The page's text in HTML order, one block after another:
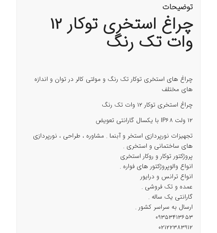
توضیحات
چراغ استخری توکار 12
وات تک رنگ
چراغ های استخری توکار تک رنگ و مولتی کالر در توان و اندازه
های مختلف
چراغ استخری توکار 12 وات تک رنگ
12 ولت IP68 با یکسال گارانتی تعویض
تجهیزات نورپردازی استخر و آبنما . مشاوره ، طراحی ، نورپردازی
های ساختمانی و استخری .
پروژکتور توکار و روکار استخری
انواع والوپروژکتور های فواره .
انواع ترانس و درایور
عمده و تک فروشی .
گارانتی یک ساله .
ارسال به سراسر کشور .
09353413653
02122383912